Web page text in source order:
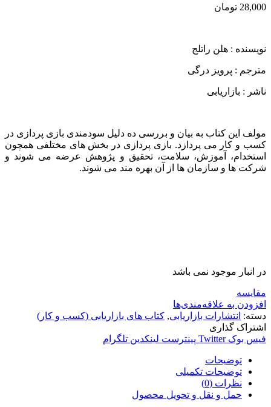
28,000 تومان
نویسنده : هلن راتلج
مترجم : پرویز درگی
ناشر : بازاریابی
مولف این کتاب به بیان و بررسی ده دلیل سودمندی بازی پردازی در
کسب و کار می پردازد. بازی پردازی در بخش های مختلفی همچون
استخدام، آموزش، سلامت، تحقیق و پژوهش عرضه می شوند و
شرکت ها و سازمان ها از آن بهره مند می شوند.
در انبار موجود نمی باشد
مقایسه
افزودن به علاقه‌مندی‌ها
دسته: انتشارات بازاریابی, کتاب های بازاریابی (کسب و کار)
اشتراک گذاری
فیس بوک Twitter پینترست لینکدین تلگرام
توضیحات
توضیحات تکمیلی
نظرات (0)
حمل و نقل و تحویل محصول